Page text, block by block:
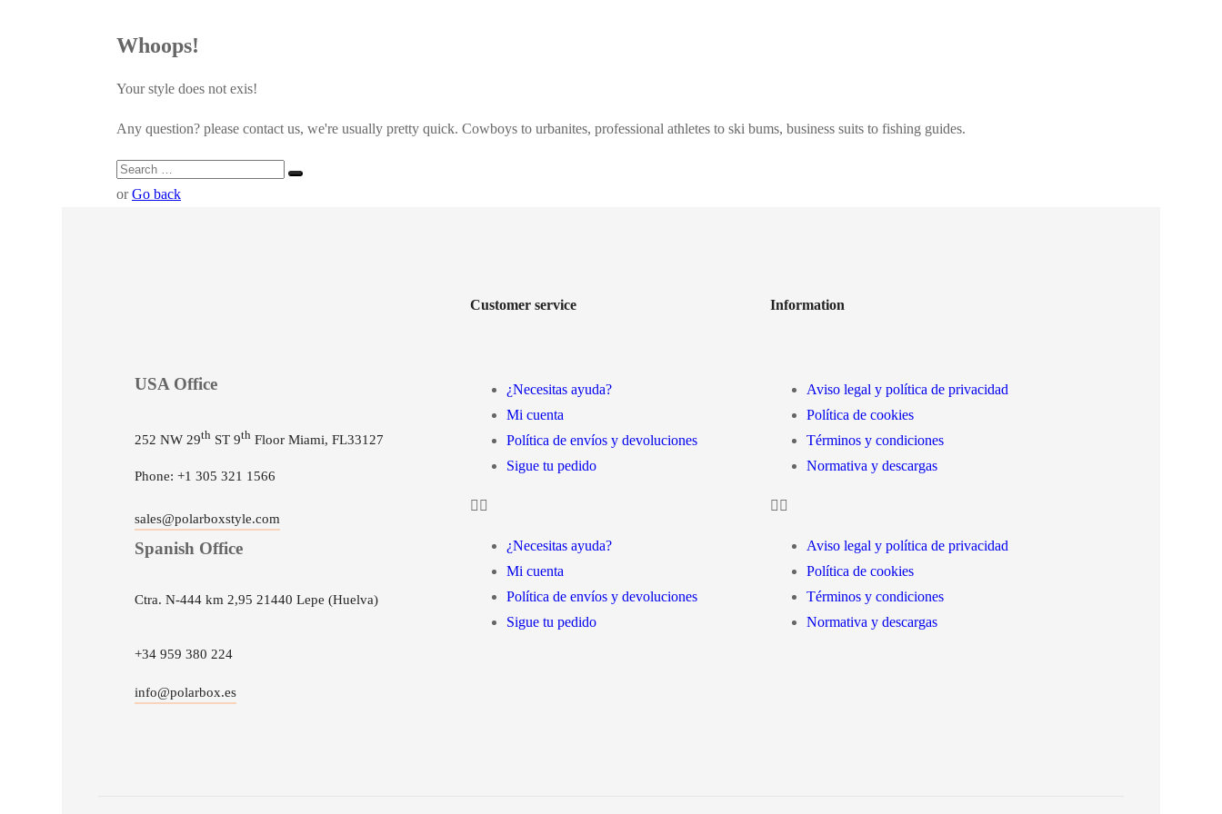
Whoops!
Your style does not exis!
Any question? please contact us, we're usually pretty quick. Cowboys to urbanites, professional athletes to ski bums, business suits to fishing guides.
orGo back
USA Office
252 NW 29th ST 9th Floor Miami, FL33127
Phone: +1 305 321 1566
sales@polarboxstyle.com
Spanish Office
Ctra. N-444 km 2,95 21440 Lepe (Huelva)
+34 959 380 224
info@polarbox.es
Customer service
¿Necesitas ayuda?
Mi cuenta
Política de envíos y devoluciones
Sigue tu pedido
¿Necesitas ayuda?
Mi cuenta
Política de envíos y devoluciones
Sigue tu pedido
Information
Aviso legal y política de privacidad
Política de cookies
Términos y condiciones
Normativa y descargas
Aviso legal y política de privacidad
Política de cookies
Términos y condiciones
Normativa y descargas